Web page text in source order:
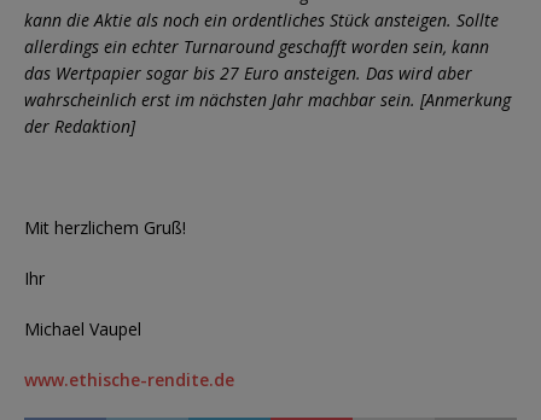
kann die Aktie als noch ein ordentliches Stück ansteigen. Sollte
allerdings ein echter Turnaround geschafft worden sein, kann
das Wertpapier sogar bis 27 Euro ansteigen. Das wird aber
wahrscheinlich erst im nächsten Jahr machbar sein. [Anmerkung
der Redaktion]
Mit herzlichem Gruß!
Ihr
Michael Vaupel
www.ethische-rendite.de